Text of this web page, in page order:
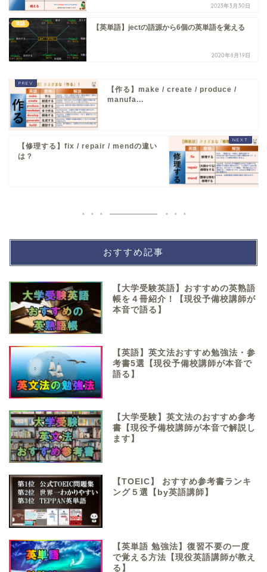
2023年3月30日
英語 【英単語】jectの語源から6個の英単語を覚える
2020年6月19日
【作る】make / create / produce /
manufa...
【修理する】fix / repair / mendの違い
は？
おすすめ記事
【大学受験英語】おすすめの英熟語
帳を４冊紹介！【現役予備校講師が
本音で語る】
【英語】英文法おすすめ勉強法・参
考書5選【現役予備校講師が本音で
語る】
【大学受験】英文法のおすすめ参考
書【現役予備校講師が本音で解説し
ます】
【TOEIC】 おすすめ参考書ランキ
ング５選【by英語講師】
【英単語 勉強法】復習不要の一度
で覚える方法【現役英語講師が教え
る】